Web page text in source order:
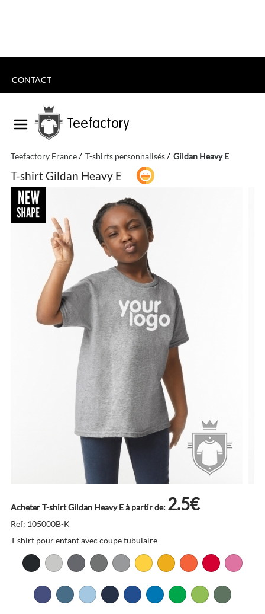
CONTACT
Teefactory
Teefactory France T-shirts personnalisés Gildan Heavy E
T-shirt Gildan Heavy E
Acheter T-shirt Gildan Heavy E à partir de: 2.5€
Ref: 105000B-K
T shirt pour enfant avec coupe tubulaire